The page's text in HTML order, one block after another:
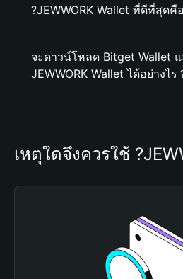
?JEWWORK Wallet ที่ดีที่สุดคื
จะดาวน์โหลด Bitget Wallet แ
JEWWORK Wallet ได้อย่างไร
เหตุใดจึงควรใช้